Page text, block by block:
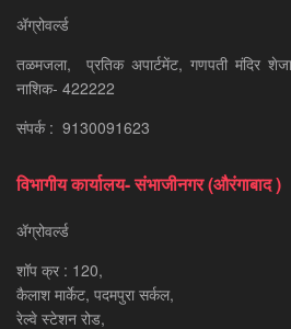
ॲग्रोवर्ल्ड
तळमजला, प्रतिक अपार्टमेंट, गणपती मंदिर
नाशिक- 422222
संपर्क : 9130091623
विभागीय कार्यालय- संभाजीनगर (औरंगाबाद )
ॲग्रोवर्ल्ड
शॉप क्र : 120,
कैलाश मार्केट, पदमपुरा सर्कल,
रेल्वे स्टेशन रोड,